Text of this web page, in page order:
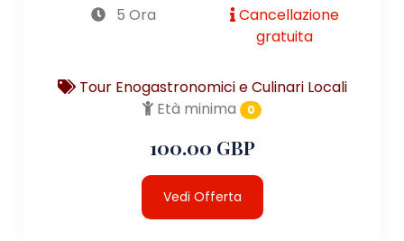
5 Ora
Cancellazione
gratuita
Tour Enogastronomici e Culinari Locali
Età minima
0
100.00 GBP
Vedi Offerta